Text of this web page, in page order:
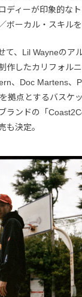
ディーが印象的な
ボーカル・スキルを
て、Lil Wayneのア
作したカリフォル
、Doc Martens、
拠点とするバスケ
ランドの「
も決定。